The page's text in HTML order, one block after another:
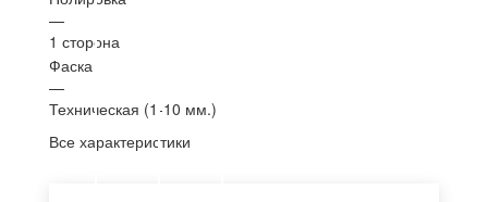
—
1 сторона
Фаска
—
Техническая (1-10 мм.)
Все характеристики